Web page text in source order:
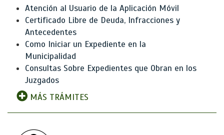
Atención al Usuario de la Aplicación Móvil
Certificado Libre de Deuda, Infracciones y
Antecedentes
Como Iniciar un Expediente en la
Municipalidad
Consultas Sobre Expedientes que Obran en los
Juzgados
MÁS TRÁMITES